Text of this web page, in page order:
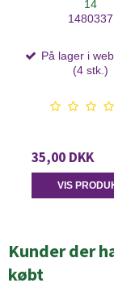
14
1480337
På lager i
(4 stk.)
35,00 DKK
VIS
Kunder der
købt